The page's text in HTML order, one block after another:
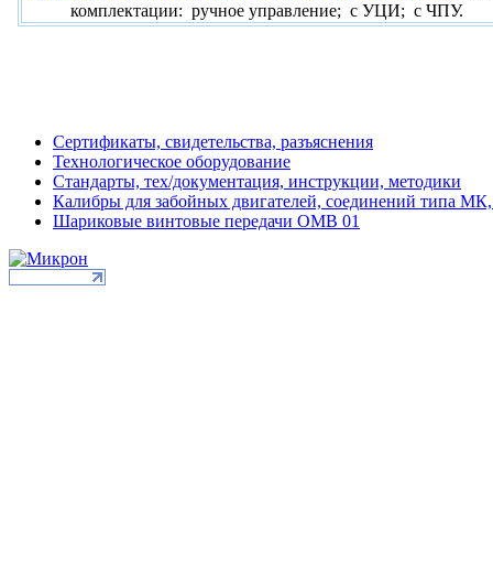
комплектации: ручное управление; с УЦИ; с ЧПУ.
Сертификаты, свидетельства, разъяснения
Технологическое оборудование
Стандарты, тех/документация, инструкции, методики
Калибры для забойных двигателей, соединений типа
Шариковые винтовые передачи ОМВ 01